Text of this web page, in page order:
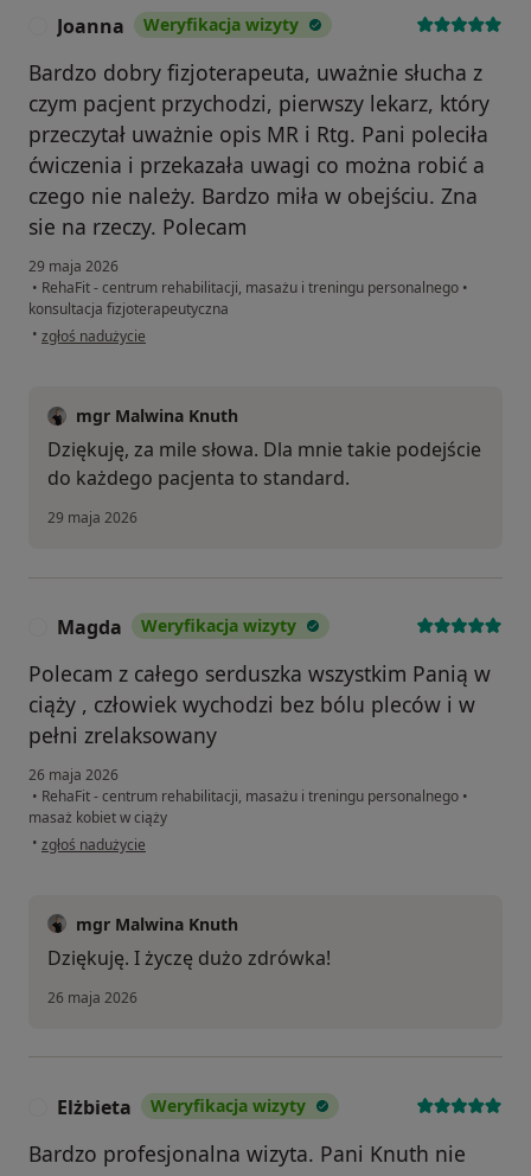
Joanna Weryfikacja wizyty
Bardzo dobry fizjoterapeuta, uważnie słucha z
czym pacjent przychodzi, pierwszy lekarz, który
przeczytał uważnie opis MR i Rtg. Pani poleciła
ćwiczenia i przekazała uwagi co można robić a
czego nie należy. Bardzo miła w obejściu. Zna
sie na rzeczy. Polecam
29 maja 2026
• RehaFit - centrum rehabilitacji, masażu i treningu personalnego •
konsultacja fizjoterapeutyczna
• w opinii użytkownika Joanna
zgłoś nadużycie
mgr Malwina Knuth
Dziękuję, za mile słowa. Dla mnie takie podejście
do każdego pacjenta to standard.
29 maja 2026
Magda Weryfikacja wizyty
Polecam z całego serduszka wszystkim Panią w
ciąży , człowiek wychodzi bez bólu pleców i w
pełni zrelaksowany
26 maja 2026
• RehaFit - centrum rehabilitacji, masażu i treningu personalnego •
masaż kobiet w ciąży
• w opinii użytkownika Magda
zgłoś nadużycie
mgr Malwina Knuth
Dziękuję. I życzę dużo zdrówka!
26 maja 2026
Elżbieta Weryfikacja wizyty
Bardzo profesjonalna wizyta. Pani Knuth nie